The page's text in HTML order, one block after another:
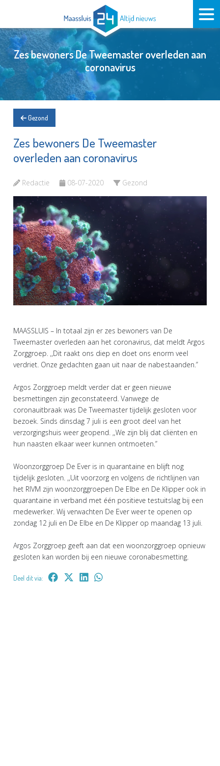
Zes bewoners De Tweemaster overleden aan
coronavirus
Gezond
Zes bewoners De Tweemaster
overleden aan coronavirus
Redactie 08-07-2020 Gezond
MAASSLUIS – In totaal zijn er zes bewoners van De
Tweemaster overleden aan het coronavirus, dat meldt Argos
Zorggroep. ,,Dit raakt ons diep en doet ons enorm veel
verdriet. Onze gedachten gaan uit naar de nabestaanden.”
Argos Zorggroep meldt verder dat er geen nieuwe
besmettingen zijn geconstateerd. Vanwege de
coronauitbraak was De Tweemaster tijdelijk gesloten voor
bezoek. Sinds dinsdag 7 juli is een groot deel van het
verzorgingshuis weer geopend. ,,We zijn blij dat cliënten en
hun naasten elkaar weer kunnen ontmoeten.”
Woonzorggroep De Ever is in quarantaine en blijft nog
tijdelijk gesloten. ,,Uit voorzorg en volgens de richtlijnen van
het RIVM zijn woonzorggroepen De Elbe en De Klipper ook in
quarantaine in verband met één positieve testuitslag bij een
medewerker. Wij verwachten De Ever weer te openen op
zondag 12 juli en De Elbe en De Klipper op maandag 13 juli.
Argos Zorggroep geeft aan dat een woonzorggroep opnieuw
gesloten kan worden bij een nieuwe coronabesmetting.
Deel dit via: